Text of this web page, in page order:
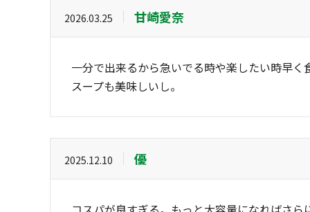
2026.03.25 甘崎愛奈
一分で出来るから急いでる時や楽したい時早く
スープも美味しいし。
2025.12.10 優